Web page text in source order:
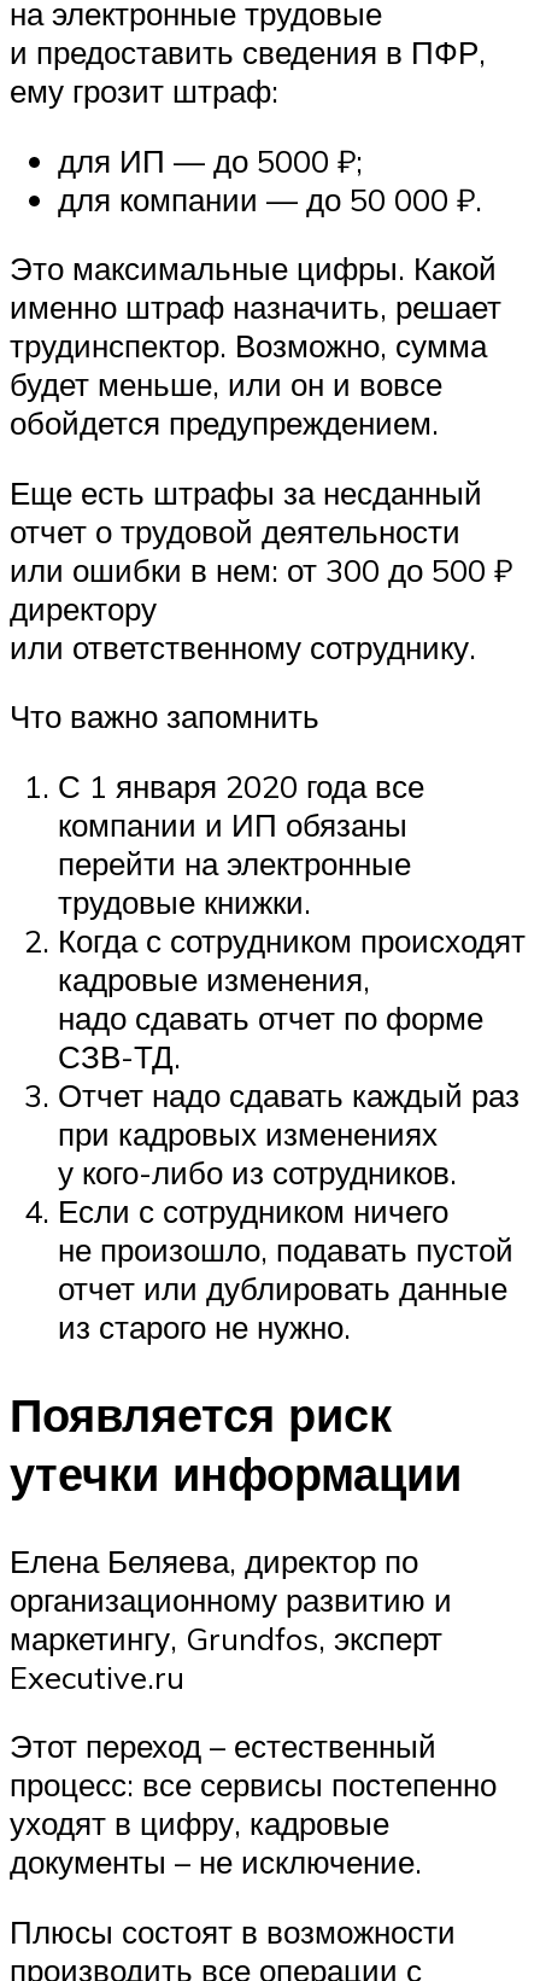
на электронные трудовые
и предоставить сведения в ПФР,
ему грозит штраф:
для ИП — до 5000 ₽;
для компании — до 50 000 ₽.
Это максимальные цифры. Какой
именно штраф назначить, решает
трудинспектор. Возможно, сумма
будет меньше, или он и вовсе
обойдется предупреждением.
Еще есть штрафы за несданный
отчет о трудовой деятельности
или ошибки в нем: от 300 до 500 ₽
директору
или ответственному сотруднику.
Что важно запомнить
С 1 января 2020 года все
компании и ИП обязаны
перейти на электронные
трудовые книжки.
Когда с сотрудником происходят
кадровые изменения,
надо сдавать отчет по форме
СЗВ-ТД.
Отчет надо сдавать каждый раз
при кадровых изменениях
у кого-либо из сотрудников.
Если с сотрудником ничего
не произошло, подавать пустой
отчет или дублировать данные
из старого не нужно.
Появляется риск
утечки информации
Елена Беляева, директор по
организационному развитию и
маркетингу, Grundfos, эксперт
Executive.ru
Этот переход – естественный
процесс: все сервисы постепенно
уходят в цифру, кадровые
документы – не исключение.
Плюсы состоят в возможности
производить все операции с